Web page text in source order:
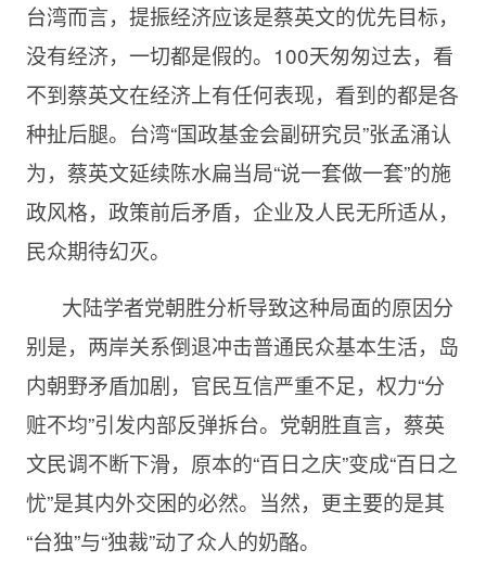
台湾而言，提振经济应该是蔡英文的优先目标，
没有经济，一切都是假的。100天匆匆过去，看
不到蔡英文在经济上有任何表现，看到的都是各
种扯后腿。台湾“国政基金会副研究员”张孟涌认
为，蔡英文延续陈水扁当局“说一套做一套”的施
政风格，政策前后矛盾，企业及人民无所适从，
民众期待幻灭。
大陆学者党朝胜分析导致这种局面的原因分
别是，两岸关系倒退冲击普通民众基本生活，岛
内朝野矛盾加剧，官民互信严重不足，权力“分
赃不均”引发内部反弹拆台。党朝胜直言，蔡英
文民调不断下滑，原本的“百日之庆”变成“百日之
忧”是其内外交困的必然。当然，更主要的是其
“台独”与“独裁”动了众人的奶酪。